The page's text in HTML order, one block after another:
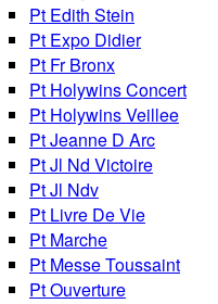
Pt Edith Stein
Pt Expo Didier
Pt Fr Bronx
Pt Holywins Concert
Pt Holywins Veillee
Pt Jeanne D Arc
Pt Jl Nd Victoire
Pt Jl Ndv
Pt Livre De Vie
Pt Marche
Pt Messe Toussaint
Pt Ouverture